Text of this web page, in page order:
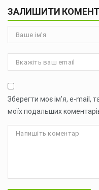
ЗАЛИШИТИ
Зберегти моє ім'я, e-mail,
моїх подальших